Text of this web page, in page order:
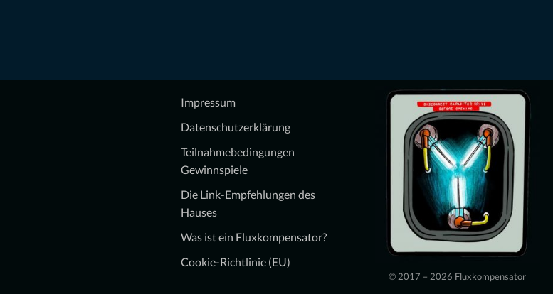
Impressum
Datenschutzerklärung
Teilnahmebedingungen
Gewinnspiele
Die Link-Empfehlungen des
Hauses
Was ist ein Fluxkompensator?
Cookie-Richtlinie (EU)
© 2017 – 2026 Fluxkompensator